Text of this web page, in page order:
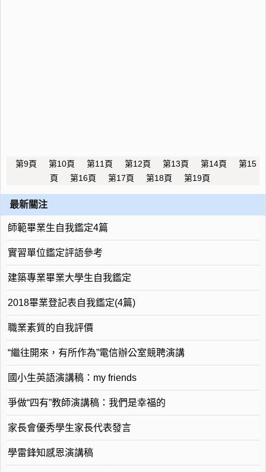
第9頁 第10頁 第11頁 第12頁 第13頁 第14頁
第15
頁
第16頁 第17頁 第18頁 第19頁
最新關注
師範畢業生自我鑑定4篇
實習單位鑑定評語參考
建築專業畢業大學生自我鑑定
2018畢業登記表自我鑑定(4篇)
職業素質的自我評價
“繼往開來，有所作為”電信辦公室競聘演講
國小生英語演講稿：my friends
爭做“四有”教師演講稿：我們是幸福的
家長會優秀學生家長代表發言
學雷鋒知感恩演講稿